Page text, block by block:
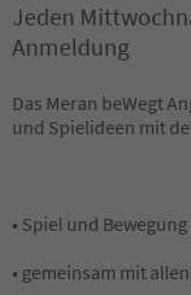
Jeden
Anmeldung
Das Meran beWegt
und Spielideen mit
• Spiel und
• gemeinsam mit